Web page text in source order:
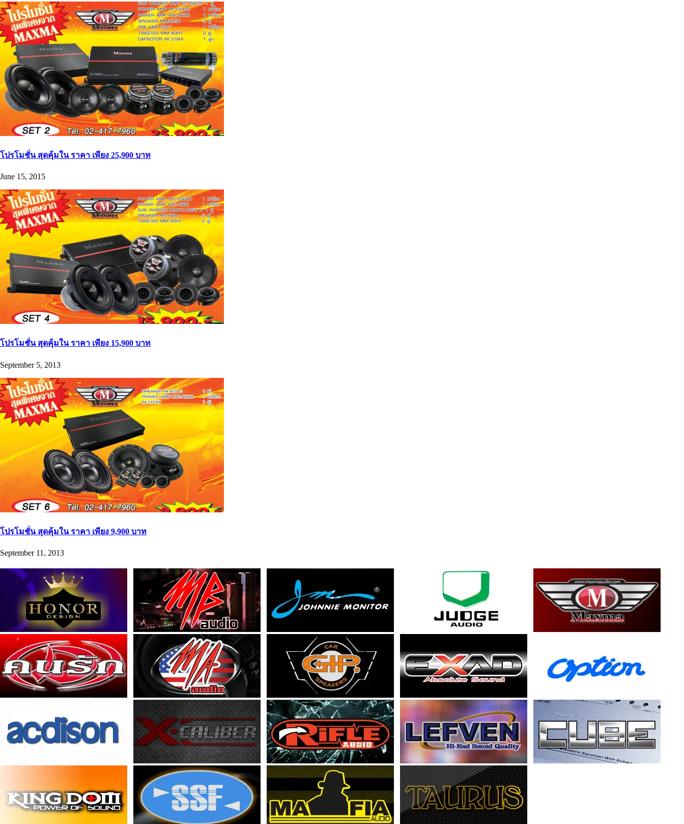
โปรโมชั่น สุดคุ้มใน ราคา เพียง 25,900 บาท
June 15, 2015
โปรโมชั่น สุดคุ้มใน ราคา เพียง 15,900 บาท
September 5, 2013
โปรโมชั่น สุดคุ้มใน ราคา เพียง 9,900 บาท
September 11, 2013